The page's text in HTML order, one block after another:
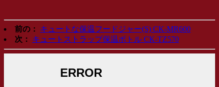
前の：
キュートな保温フードジャー(S) CK-MR600
次：
キュートストラップ保温ボトル CK-TZ570